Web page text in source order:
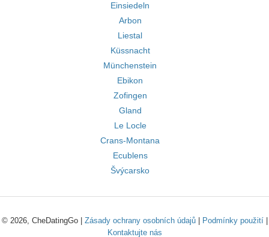
Einsiedeln
Arbon
Liestal
Küssnacht
Münchenstein
Ebikon
Zofingen
Gland
Le Locle
Crans-Montana
Ecublens
Švýcarsko
© 2026, CheDatingGo | Zásady ochrany osobních údajů| Podmínky použití|
Kontaktujte nás